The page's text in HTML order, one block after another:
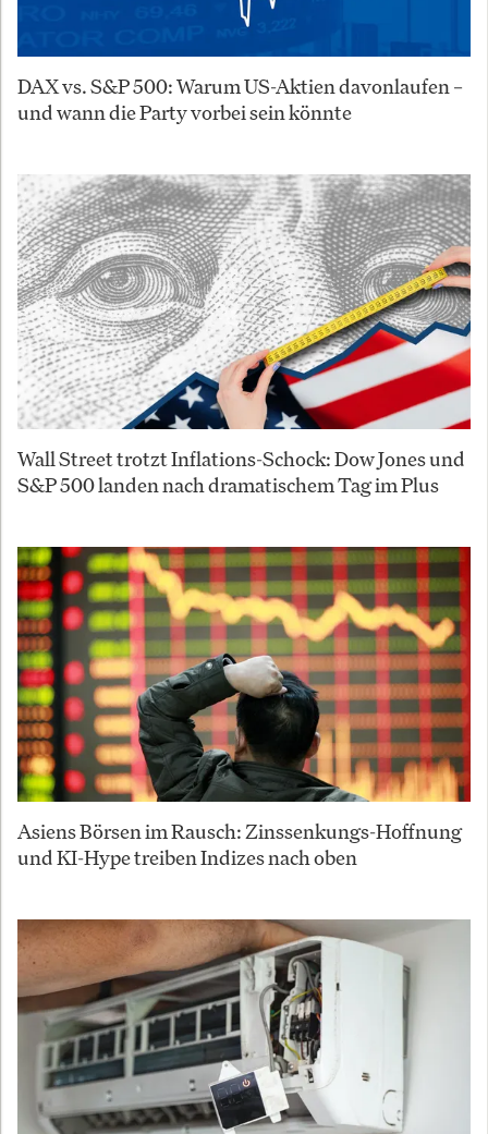
DAX vs. S&P 500: Warum US-Aktien davonlaufen –
und wann die Party vorbei sein könnte
Wall Street trotzt Inflations-Schock: Dow Jones und
S&P 500 landen nach dramatischem Tag im Plus
Asiens Börsen im Rausch: Zinssenkungs-Hoffnung
und KI-Hype treiben Indizes nach oben